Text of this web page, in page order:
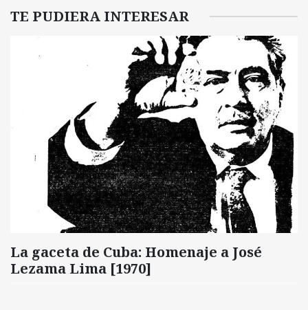
TE PUDIERA INTERESAR
La gaceta de Cuba: Homenaje a José
Lezama Lima [1970]